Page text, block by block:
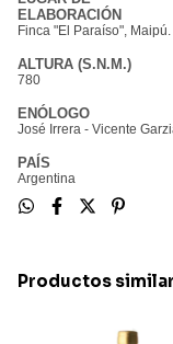
ELABORACIÓN
Finca "El Paraíso",
ALTURA (S.N.M.)
780
ENÓLOGO
José Irrera - Vicente
PAÍS
Argentina
Productos